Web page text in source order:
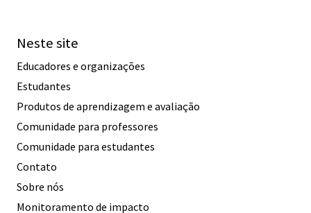
Neste site
Educadores e organizações
Estudantes
Produtos de aprendizagem e avaliação
Comunidade para professores
Comunidade para estudantes
Contato
Sobre nós
Monitoramento de impacto